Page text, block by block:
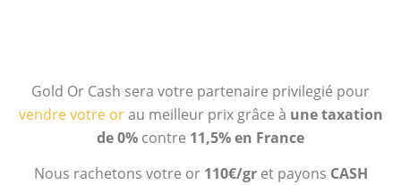
Gold Or Cash sera votre partenaire privilegié pour
vendre votre orau meilleur prix grâce à une taxation
de 0% contre 11,5% en France
Nous rachetons votre or 110€/gr et payons CASH